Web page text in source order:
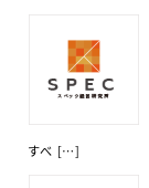
すべ […]